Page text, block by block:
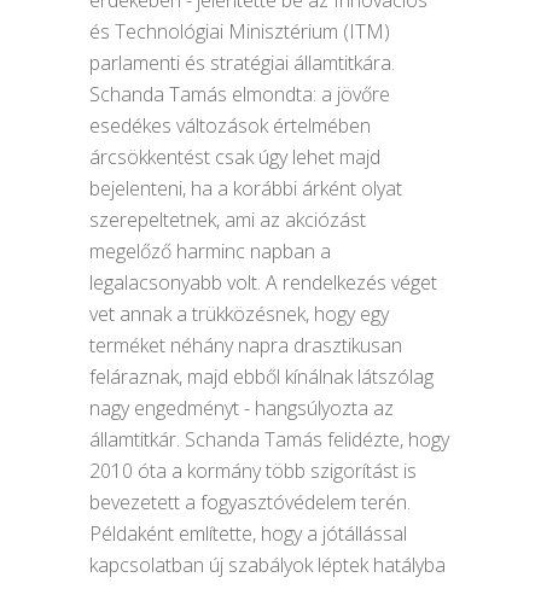
és Technológiai Minisztérium (ITM)
parlamenti és stratégiai államtitkára.
Schanda Tamás elmondta: a jövőre
esedékes változások értelmében
árcsökkentést csak úgy lehet majd
bejelenteni, ha a korábbi árként olyat
szerepeltetnek, ami az akciózást
megelőző harminc napban a
legalacsonyabb volt. A rendelkezés véget
vet annak a trükközésnek, hogy egy
terméket néhány napra drasztikusan
feláraznak, majd ebből kínálnak látszólag
nagy engedményt - hangsúlyozta az
államtitkár. Schanda Tamás felidézte, hogy
2010 óta a kormány több szigorítást is
bevezetett a fogyasztóvédelem terén.
Példaként említette, hogy a jótállással
kapcsolatban új szabályok léptek hatályba